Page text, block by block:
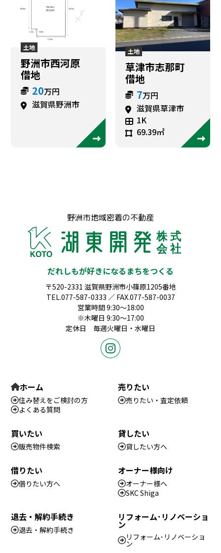
土地
野洲市西河原
借地
20万円
滋賀県野洲市
土地
草津市志那町
借地
7万円
滋賀県草津市
1K
69.39㎡
野洲市地域密着の不動産
だれしもが好きになるまちをつくる
〒520-2331 滋賀県野洲市小篠原1205番地
TEL.077-587-0333 ／ FAX.077-587-0037
営業時間 9:30～18:00
※木曜日 9:30～17:00
定休日 毎週火曜日・水曜日
ホーム
住み替えをご検討の方
よくある質問
買いたい
販売物件検索
退去・解約手続き
退去・解約手続き
借りたい
借りたい方へ
売りたい
売りたい・査定依頼
貸したい
貸したい方へ
オーナー様向け
オーナー様へ
SKC Shiga
リフォーム･リノベーショ
ン
リフォーム･リノベーショ
ン